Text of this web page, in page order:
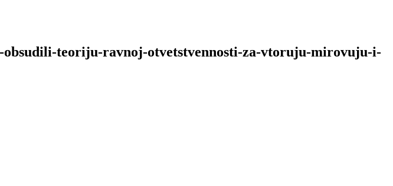
teoriju-ravnoj-otvetstvennosti-za-vtoruju-mirovuju-i-